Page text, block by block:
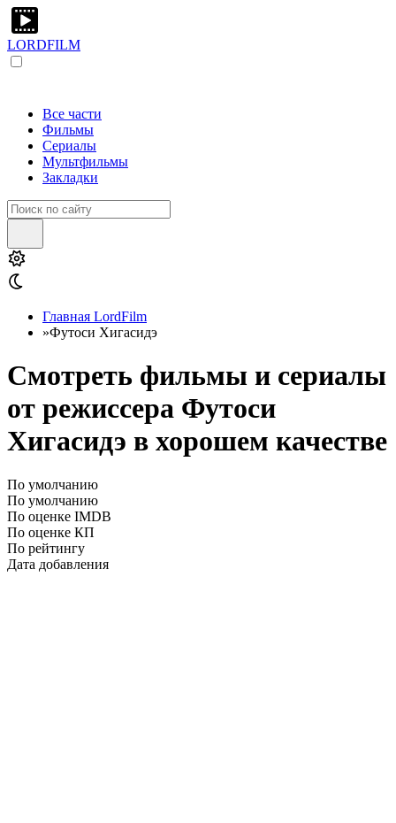
LORDFILM
Все части
Фильмы
Сериалы
Мультфильмы
Закладки
Главная LordFilm
»Футоси Хигасидэ
Смотреть фильмы и сериалы
от режиссера Футоси
Хигасидэ в хорошем качестве
По умолчанию
По умолчанию
По оценке IMDB
По оценке КП
По рейтингу
Дата добавления